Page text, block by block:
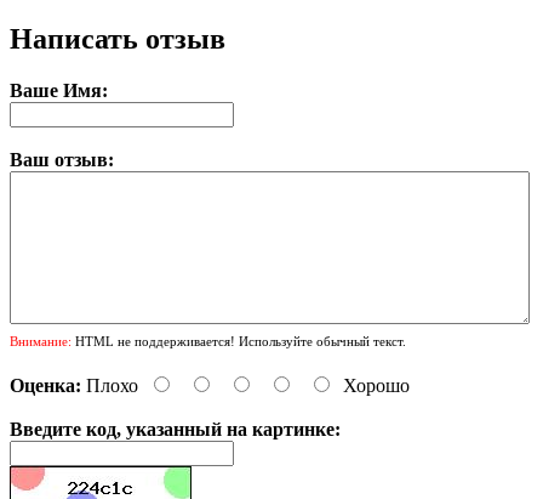
Написать отзыв
Ваше Имя:
Ваш отзыв:
Внимание: HTML не поддерживается! Используйте обычный текст.
Оценка: Плохо Хорошо
Введите код, указанный на картинке: